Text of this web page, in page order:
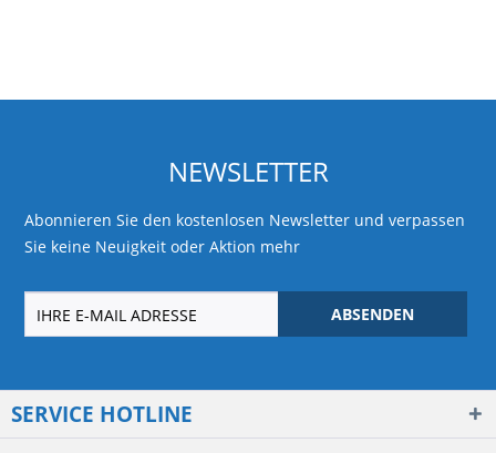
NEWSLETTER
Abonnieren Sie den kostenlosen Newsletter und verpassen
Sie keine Neuigkeit oder Aktion mehr
ABSENDEN
SERVICE HOTLINE